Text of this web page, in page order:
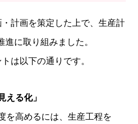
・計画を策定した上で、生産計
進に取り組みました。
は以下の通りです。
える化」
を高めるには、生産工程を